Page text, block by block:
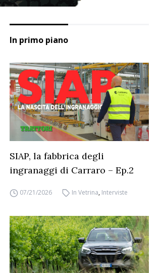
In primo piano
SIAP, la fabbrica degli
ingranaggi di Carraro – Ep.2
07/21/2026 In Vetrina, Interviste